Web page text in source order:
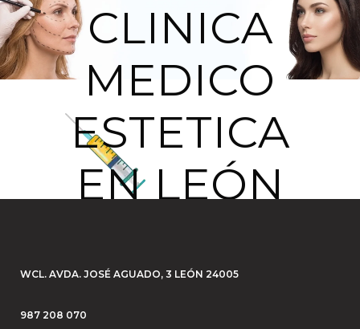
CLINICA
MEDICO
ESTETICA
EN LEÓN
WCL. AVDA. JOSÉ AGUADO, 3 LEÓN 24005
987 208 070